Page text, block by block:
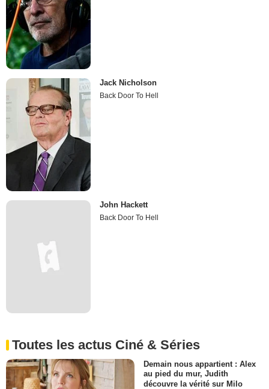
Jack Nicholson
Back Door To Hell
John Hackett
Back Door To Hell
Toutes les actus Ciné & Séries
Demain nous appartient : Alex
au pied du mur, Judith
découvre la vérité sur Milo